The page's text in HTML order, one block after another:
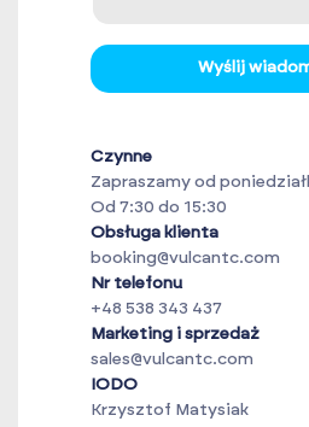
Wyślij
Czynne
Zapraszamy od
Od 7:30 do 15:30
Obsługa klienta
booking@vulcantc.com
Nr telefonu
+48 538 343 437
Marketing i sprzedaż
sales@vulcantc.com
IODO
Krzysztof Matysiak